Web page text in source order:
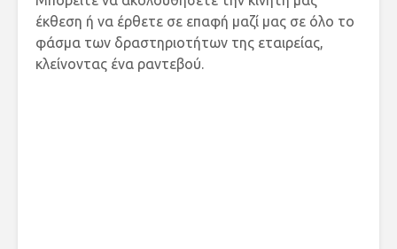
έκθεση ή να έρθετε σε επαφή μαζί μας σε όλο το
φάσμα των δραστηριοτήτων της εταιρείας,
κλείνοντας ένα ραντεβού.